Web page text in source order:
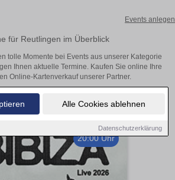
Alle Cookies ablehnen
Datenschutzerklärung
Events anlegen
für Reutlingen im Überblick
tolle Momente bei Events aus unserer Kategorie
Ihnen aktuelle Termine. Kaufen Sie online Ihre
Online-Kartenverkauf unserer Partner.
20:00 Uhr